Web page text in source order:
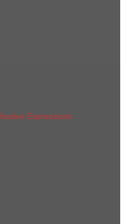
Expressions